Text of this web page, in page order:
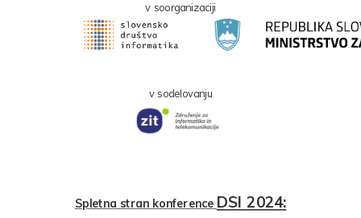
v soorganizaciji
v sodelovanju
Spletna stran konference DSI 2024: